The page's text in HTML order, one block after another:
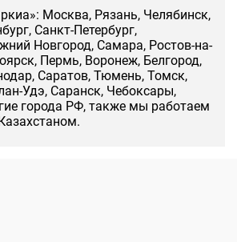
Москва, Рязань, Челябинск,
Санкт-Петербург,
Новгород, Самара, Ростов-на-
Пермь, Воронеж, Белгород,
Саратов, Тюмень, Томск,
Удэ, Саранск, Чебоксары,
города РФ, также мы работаем